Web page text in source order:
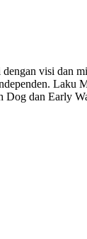
visi dan
Laku
Dog dan Early